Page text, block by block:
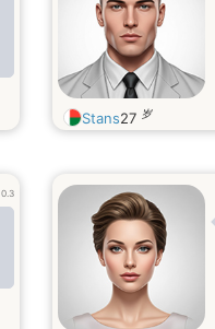
Stans27 岁
0.3